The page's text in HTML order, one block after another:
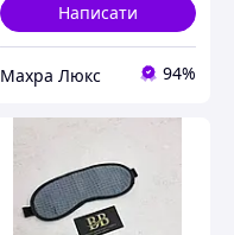
Написати
Махра Люкс 94%